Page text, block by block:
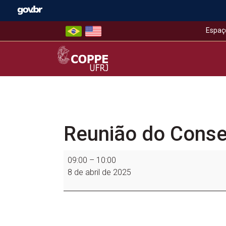
COPPE – UFRJ
Reunião do
Reunião
do
de
09:00 – 10:00
8 de abril de 2025